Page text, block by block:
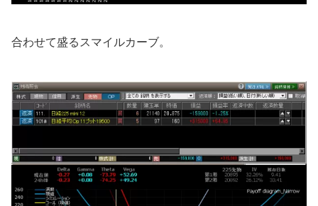
合わせて盛るスマイルカーブ。